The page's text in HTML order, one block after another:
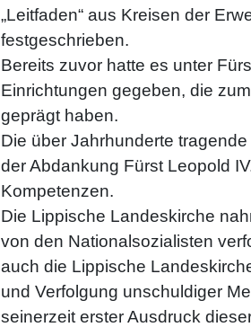
„Leitfaden“ aus Kreisen der
festgeschrieben.
Bereits zuvor hatte es unter
Einrichtungen gegeben, die
geprägt haben.
Die über Jahrhunderte
der Abdankung Fürst Leopold
Kompetenzen.
Die Lippische Landeskirche
von den Nationalsozialisten
auch die Lippische
und Verfolgung unschuldiger
seinerzeit erster Ausdruck